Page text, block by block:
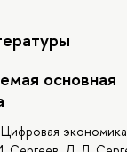
основная
экономика